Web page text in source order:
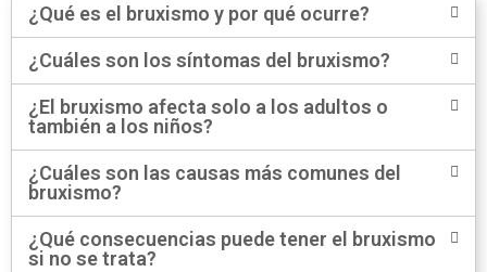
¿Qué es el bruxismo y por qué ocurre?
¿Cuáles son los síntomas del bruxismo?
¿El bruxismo afecta solo a los adultos o
también a los niños?
¿Cuáles son las causas más comunes del
bruxismo?
¿Qué consecuencias puede tener el bruxismo
si no se trata?